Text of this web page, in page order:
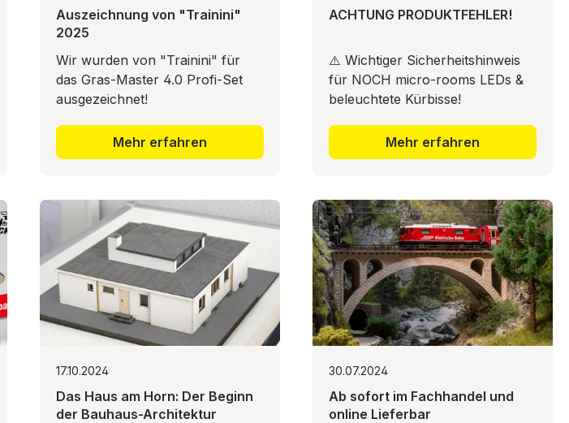
Auszeichnung von "Trainini"
2025
Wir wurden von "Trainini" für
das Gras-Master 4.0 Profi-Set
ausgezeichnet!
Mehr erfahren
ACHTUNG PRODUKTFEHLER!
⚠️ Wichtiger Sicherheitshinweis
für NOCH micro-rooms LEDs &
beleuchtete Kürbisse!
Mehr erfahren
17.10.2024
Das Haus am Horn: Der Beginn
der Bauhaus-Architektur
30.07.2024
Ab sofort im Fachhandel und
online Lieferbar